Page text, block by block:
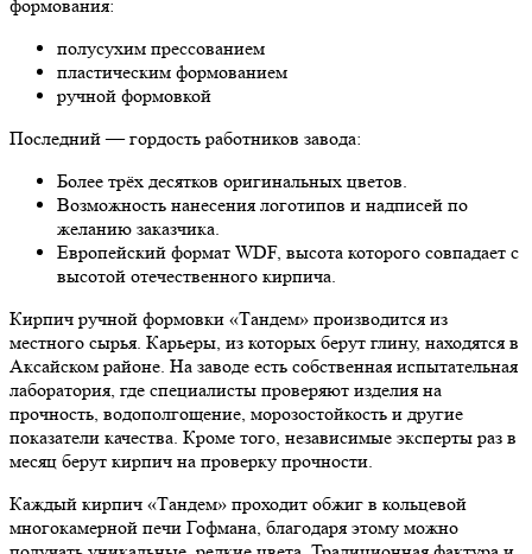
формования:
полусухим прессованием
пластическим формованием
ручной формовкой
Последний — гордость работников завода:
Более трёх десятков оригинальных цветов.
Возможность нанесения логотипов и надписей по
желанию заказчика.
Европейский формат WDF, высота которого совпадает с
высотой отечественного кирпича.
Кирпич ручной формовки «Тандем» производится из
местного сырья. Карьеры, из которых берут глину, находятся в
Аксайском районе. На заводе есть собственная испытательная
лаборатория, где специалисты проверяют изделия на
прочность, водополгощение, морозостойкость и другие
показатели качества. Кроме того, независимые эксперты раз в
месяц берут кирпич на проверку прочности.
Каждый кирпич «Тандем» проходит обжиг в кольцевой
многокамерной печи Гофмана, благодаря этому можно